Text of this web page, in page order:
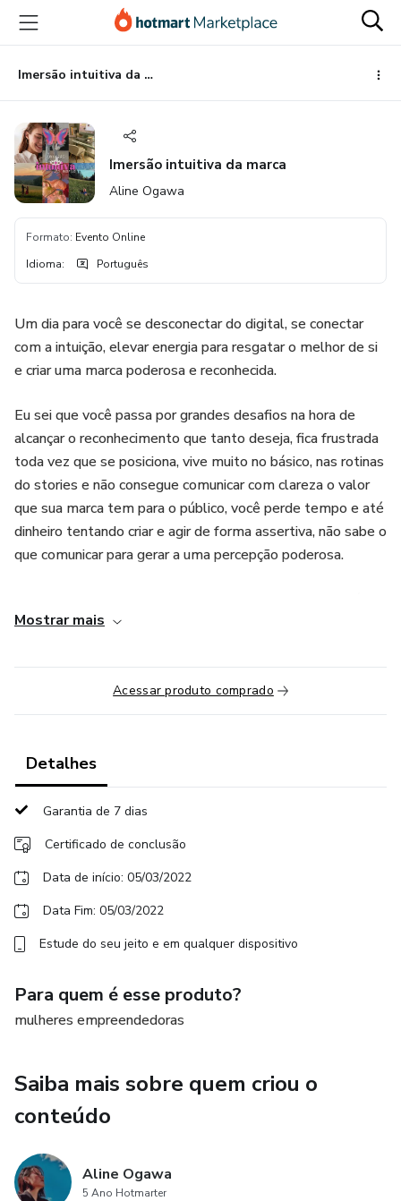
para
conteúdo
principal
para
pagamento
para
rodapé
Imersão intuitiva da marca
Imersão intuitiva da marca
Aline Ogawa
Formato: Evento Online
Idioma: Português
Um dia para você se desconectar do digital, se conectar
com a intuição, elevar energia para resgatar o melhor de si
e criar uma marca poderosa e reconhecida.
Eu sei que você passa por grandes desafios na hora de
alcançar o reconhecimento que tanto deseja, fica frustrada
toda vez que se posiciona, vive muito no básico, nas rotinas
do stories e não consegue comunicar com clareza o valor
que sua marca tem para o público, você perde tempo e até
dinheiro tentando criar e agir de forma assertiva, não sabe o
que comunicar para gerar a uma percepção poderosa.
te impedindo de aumentar sua autoridade e vender todos
Isso acontece porque você ainda acha que o marketing vai
mudar o cenário do seu negócio, vivendo só no racional sem
para o sucesso do seu negócio.
As pessoas não estão interessadas no seu produto e sim
A emoção é o poder mais valioso da sua estratégia e não
As 10 primeiras mulheres ganham uma mentoria individual
Mostrar mais
Acessar produto comprado
Detalhes
Garantia de 7 dias
Certificado de conclusão
Data de início: 05/03/2022
Data Fim: 05/03/2022
Estude do seu jeito e em qualquer dispositivo
Para quem é esse produto?
mulheres empreendedoras
Saiba mais sobre quem criou o
conteúdo
Aline Ogawa
5 Ano Hotmarter